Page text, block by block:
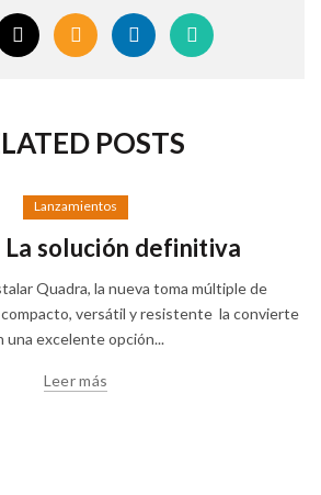
POSTS
Lanzamientos
La solución definitiva
Quadra, la nueva toma múltiple de
compacto, versátil y resistente la convierte
una excelente opción...
Leer más